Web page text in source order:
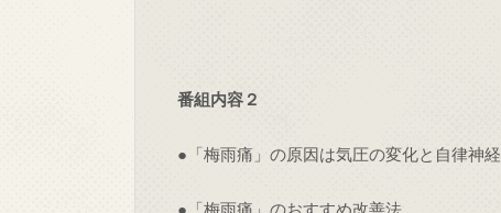
番組内容２
●「梅雨痛」の原因は気圧の変化と自律神経